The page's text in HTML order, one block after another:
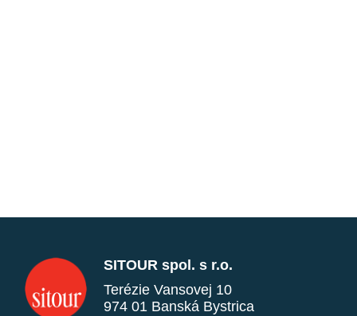
SITOUR spol. s r.o.
Terézie Vansovej 10
974 01 Banská Bystrica